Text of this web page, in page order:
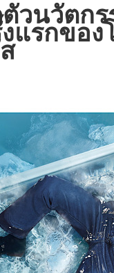
วนวัตก
แรกของ